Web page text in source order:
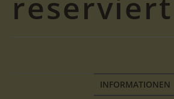
INFORMATIONEN